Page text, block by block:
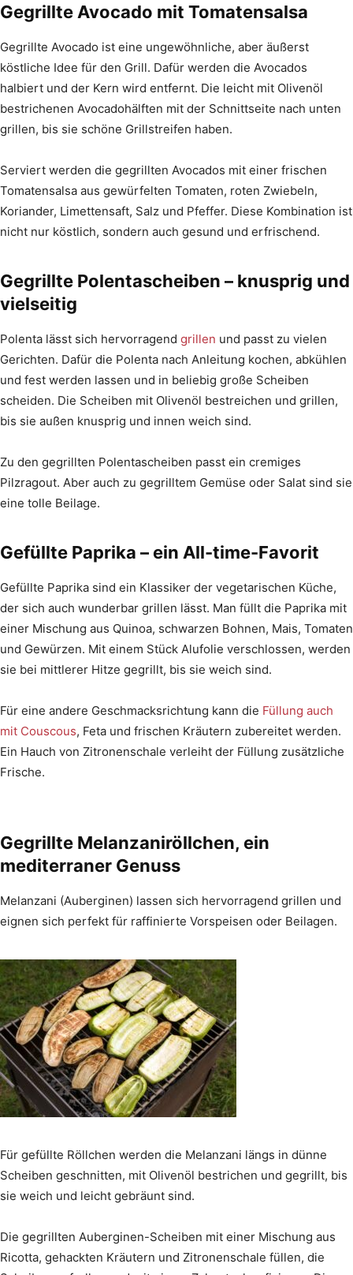
Gegrillte Avocado mit Tomatensalsa
Gegrillte Avocado ist eine ungewöhnliche, aber äußerst
köstliche Idee für den Grill. Dafür werden die Avocados
halbiert und der Kern wird entfernt. Die leicht mit Olivenöl
bestrichenen Avocadohälften mit der Schnittseite nach unten
grillen, bis sie schöne Grillstreifen haben.
Serviert werden die gegrillten Avocados mit einer frischen
Tomatensalsa aus gewürfelten Tomaten, roten Zwiebeln,
Koriander, Limettensaft, Salz und Pfeffer. Diese Kombination ist
nicht nur köstlich, sondern auch gesund und erfrischend.
Gegrillte Polentascheiben – knusprig und
vielseitig
Polenta lässt sich hervorragend grillen und passt zu vielen
Gerichten. Dafür die Polenta nach Anleitung kochen, abkühlen
und fest werden lassen und in beliebig große Scheiben
scheiden. Die Scheiben mit Olivenöl bestreichen und grillen,
bis sie außen knusprig und innen weich sind.
Zu den gegrillten Polentascheiben passt ein cremiges
Pilzragout. Aber auch zu gegrilltem Gemüse oder Salat sind sie
eine tolle Beilage.
Gefüllte Paprika – ein All-time-Favorit
Gefüllte Paprika sind ein Klassiker der vegetarischen Küche,
der sich auch wunderbar grillen lässt. Man füllt die Paprika mit
einer Mischung aus Quinoa, schwarzen Bohnen, Mais, Tomaten
und Gewürzen. Mit einem Stück Alufolie verschlossen, werden
sie bei mittlerer Hitze gegrillt, bis sie weich sind.
Für eine andere Geschmacksrichtung kann die Füllung auch
mit Couscous, Feta und frischen Kräutern zubereitet werden.
Ein Hauch von Zitronenschale verleiht der Füllung zusätzliche
Frische.
Gegrillte Melanzaniröllchen, ein
mediterraner Genuss
Melanzani (Auberginen) lassen sich hervorragend grillen und
eignen sich perfekt für raffinierte Vorspeisen oder Beilagen.
Für gefüllte Röllchen werden die Melanzani längs in dünne
Scheiben geschnitten, mit Olivenöl bestrichen und gegrillt, bis
sie weich und leicht gebräunt sind.
Die gegrillten Auberginen-Scheiben mit einer Mischung aus
Ricotta, gehackten Kräutern und Zitronenschale füllen, die